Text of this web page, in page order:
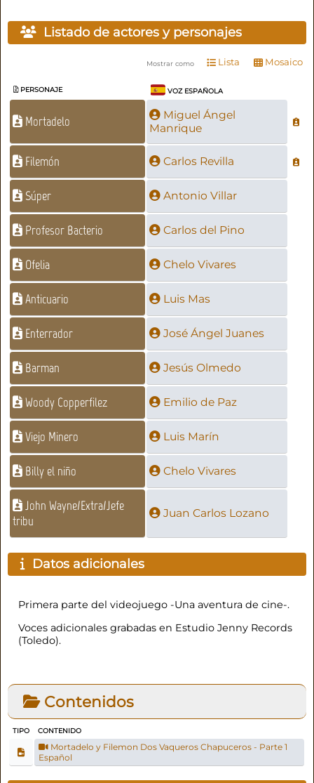
Listado de actores y personajes
Mostrar como Lista Mosaico
PERSONAJE VOZ ESPAÑOLA
Mortadelo
Miguel Ángel
Manrique
Filemón Carlos Revilla
Súper Antonio Villar
Profesor Bacterio Carlos del Pino
Ofelia Chelo Vivares
Anticuario Luis Mas
Enterrador José Ángel Juanes
Barman Jesús Olmedo
Woody Copperfilez Emilio de Paz
Viejo Minero Luis Marín
Billy el niño Chelo Vivares
John Wayne/Extra/Jefe
tribu
Juan Carlos Lozano
Datos adicionales
Primera parte del videojuego -Una aventura de cine-.
Voces adicionales grabadas en Estudio Jenny Records
(Toledo).
Contenidos
TIPO CONTENIDO
Mortadelo y Filemon Dos Vaqueros Chapuceros - Parte 1
Español